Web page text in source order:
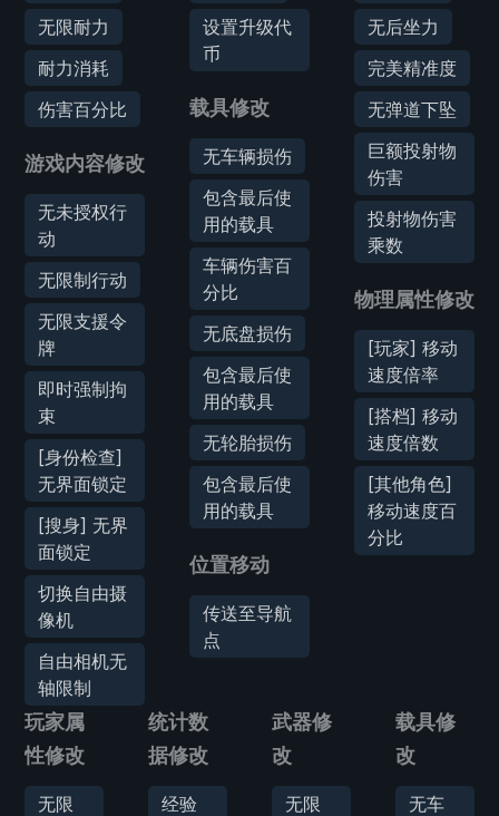
无限耐力
耐力消耗
伤害百分比
游戏内容修改
无未授权行
动
无限制行动
无限支援令
牌
即时强制拘
束
[身份检查]
无界面锁定
[搜身] 无界
面锁定
切换自由摄
像机
自由相机无
轴限制
设置升级代
币
载具修改
无车辆损伤
包含最后使
用的载具
车辆伤害百
分比
无底盘损伤
包含最后使
用的载具
无轮胎损伤
包含最后使
用的载具
位置移动
传送至导航
点
无后坐力
完美精准度
无弹道下坠
巨额投射物
伤害
投射物伤害
乘数
物理属性修改
[玩家] 移动
速度倍率
[搭档] 移动
速度倍数
[其他角色]
移动速度百
分比
玩家属
性修改
无限
统计数
据修改
经验
武器修
改
无限
载具修
改
无车